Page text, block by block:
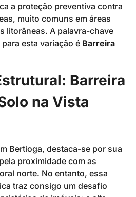
a proteção preventiva contra
muito comuns em áreas
litorâneas. A palavra-chave
esta variação é Barreira
Barreira
na Vista
Bertioga, destaca-se por sua
proximidade com as
norte. No entanto, essa
traz consigo um desafio